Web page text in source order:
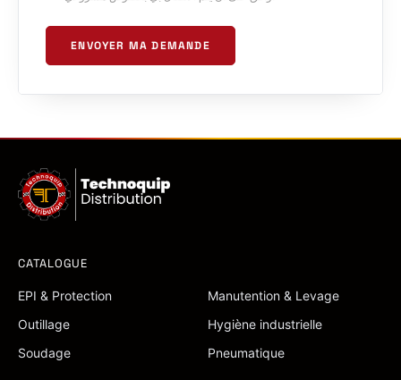
ENVOYER MA DEMANDE
CATALOGUE
EPI & Protection
Manutention & Levage
Outillage
Hygiène industrielle
Soudage
Pneumatique